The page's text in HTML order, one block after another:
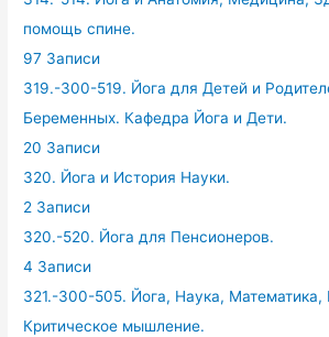
помощь спине.
97 Записи
319.-300-519. Йога для Детей и
Беременных. Кафедра Йога и Дети.
20 Записи
320. Йога и История Науки.
2 Записи
320.-520. Йога для Пенсионеров.
4 Записи
321.-300-505. Йога, Наука, Математика,
Критическое мышление.